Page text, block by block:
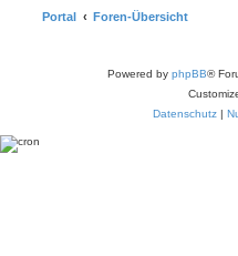
Portal Foren-Übersicht
Powered by phpBB®
Datenschutz|